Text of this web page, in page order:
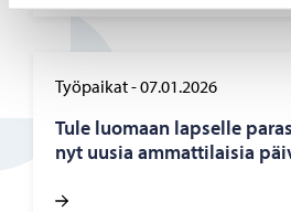
Työpaikat-07.01.2026
Tule luo­maan lap­sel­le
nyt uusia am­mat­ti­lai­sia